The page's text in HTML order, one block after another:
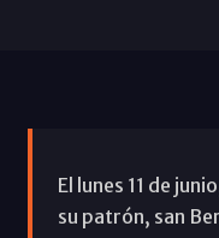
El lunes 11 de
su patrón, san